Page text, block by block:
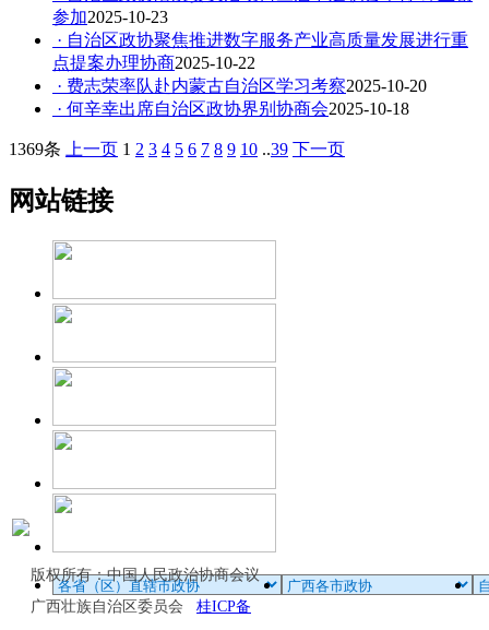
参加2025-10-23
· 自治区政协聚焦推进数字服务产业高质量发展进行重
点提案办理协商2025-10-22
· 费志荣率队赴内蒙古自治区学习考察2025-10-20
· 何辛幸出席自治区政协界别协商会2025-10-18
1369条 上一页 1 2 3 4 5 6 7 8 9 10 ..39 下一页
网站链接
版权所有：中国人民政治协商会议
广西壮族自治区委员会 桂ICP备